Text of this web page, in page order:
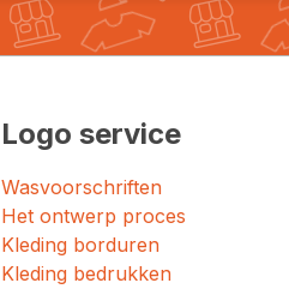
Logo service
Wasvoorschriften
Het ontwerp proces
Kleding borduren
Kleding bedrukken